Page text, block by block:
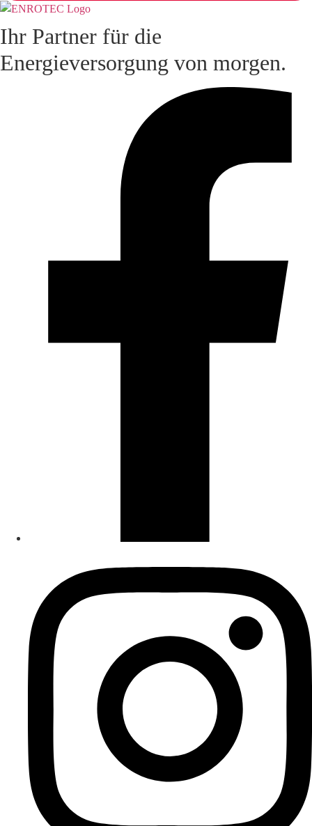
Ihr Partner für die
Energieversorgung von morgen.